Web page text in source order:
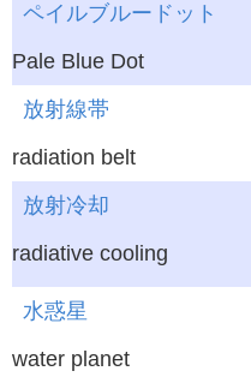
ペイルブルードット
Pale Blue Dot
放射線帯
radiation belt
放射冷却
radiative cooling
水惑星
water planet